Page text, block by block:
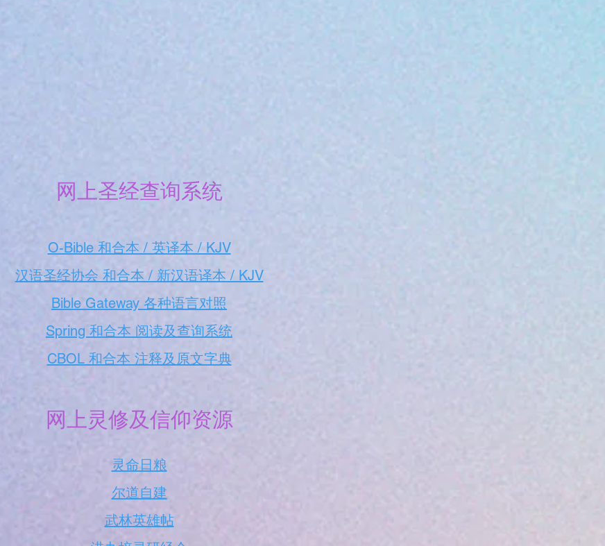
网上圣经查询系统
O-Bible 和合本 / 英译本 / KJV
汉语圣经协会 和合本 / 新汉语译本 / KJV
Bible Gateway 各种语言对照
Spring 和合本 阅读及查询系统
CBOL 和合本 注释及原文字典
网上灵修及信仰资源
灵命日粮
尔道自建
武林英雄帖